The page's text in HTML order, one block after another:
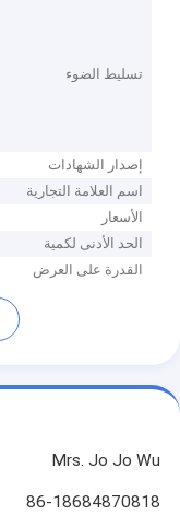
تسليط الضوء
إصدار الشهادات
اسم العلامة التجارية
الأسعار
الحد الأدنى لكمية
القدرة على العرض
Mrs. Jo Jo Wu
86-18684870818